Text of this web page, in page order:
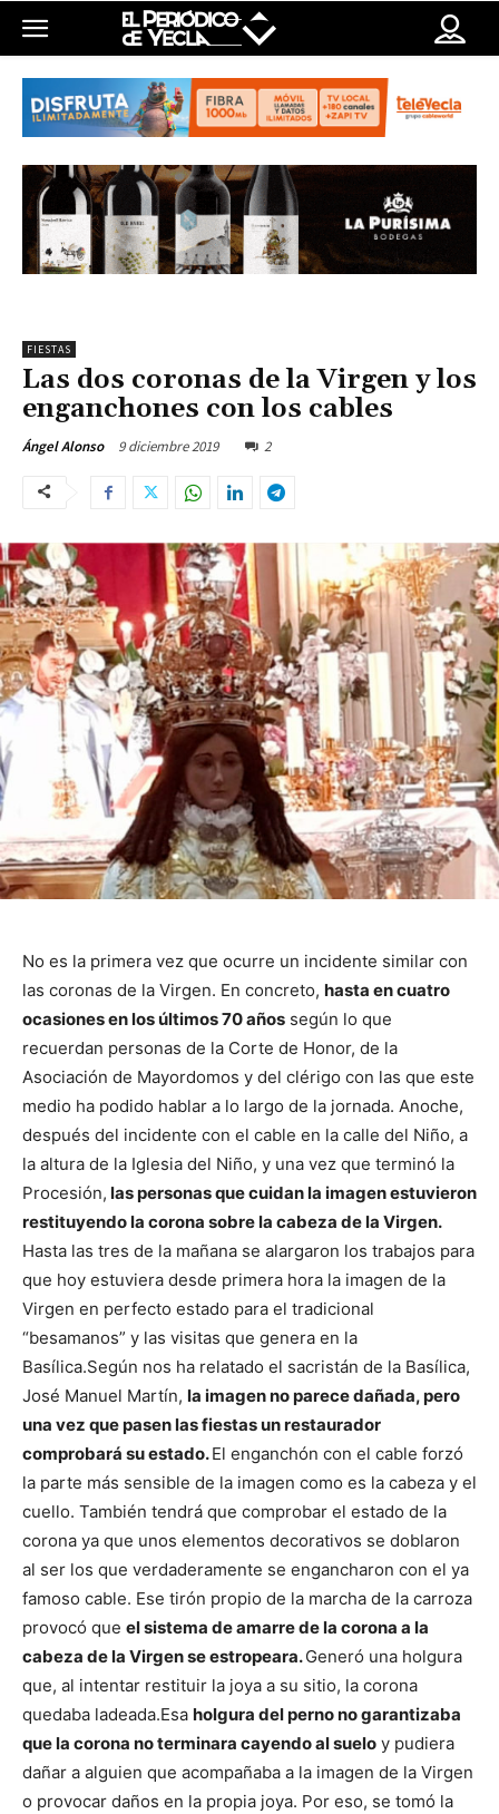
FIESTAS
Las dos coronas de la Virgen y los
enganchones con los cables
Ángel Alonso 9 diciembre 2019 2
No es la primera vez que ocurre un incidente similar con
las coronas de la Virgen. En concreto, hasta en cuatro
ocasiones en los últimos 70 años según lo que
recuerdan personas de la Corte de Honor, de la
Asociación de Mayordomos y del clérigo con las que este
medio ha podido hablar a lo largo de la jornada. Anoche,
después del incidente con el cable en la calle del Niño, a
la altura de la Iglesia del Niño, y una vez que terminó la
Procesión, las personas que cuidan la imagen estuvieron
restituyendo la corona sobre la cabeza de la Virgen.
Hasta las tres de la mañana se alargaron los trabajos para
que hoy estuviera desde primera hora la imagen de la
Virgen en perfecto estado para el tradicional
“besamanos” y las visitas que genera en la
Basílica.Según nos ha relatado el sacristán de la Basílica,
José Manuel Martín, la imagen no parece dañada, pero
una vez que pasen las fiestas un restaurador
comprobará su estado.El enganchón con el cable forzó
la parte más sensible de la imagen como es la cabeza y el
cuello. También tendrá que comprobar el estado de la
corona ya que unos elementos decorativos se doblaron
al ser los que verdaderamente se engancharon con el ya
famoso cable. Ese tirón propio de la marcha de la carroza
provocó que el sistema de amarre de la corona a la
cabeza de la Virgen se estropeara.Generó una holgura
que, al intentar restituir la joya a su sitio, la corona
quedaba ladeada.Esa holgura del perno no garantizaba
que la corona no terminara cayendo al suelo y pudiera
dañar a alguien que acompañaba a la imagen de la Virgen
o provocar daños en la propia joya. Por eso, se tomó la